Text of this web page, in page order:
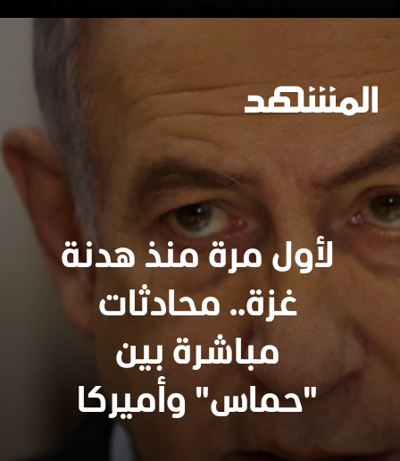
لأول مرة منذ هدنة
غزة.. محادثات
مباشرة بين
"حماس" وأميركا